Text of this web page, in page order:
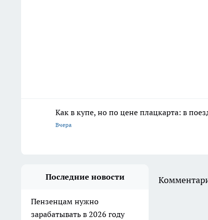
Как в купе, но по цене плацкарта: в
Вчера
Последние новости
Пензенцам нужно
зарабатывать в 2026 году